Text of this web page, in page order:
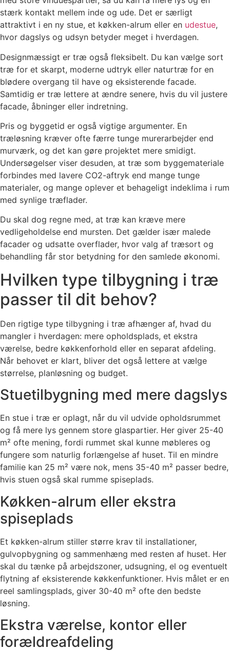
stærk kontakt mellem inde og ude. Det er særligt
attraktivt i en ny stue, et køkken-alrum eller en udestue,
hvor dagslys og udsyn betyder meget i hverdagen.
Designmæssigt er træ også fleksibelt. Du kan vælge sort
træ for et skarpt, moderne udtryk eller naturtræ for en
blødere overgang til have og eksisterende facade.
Samtidig er træ lettere at ændre senere, hvis du vil justere
facade, åbninger eller indretning.
Pris og byggetid er også vigtige argumenter. En
træløsning kræver ofte færre tunge murerarbejder end
murværk, og det kan gøre projektet mere smidigt.
Undersøgelser viser desuden, at træ som byggemateriale
forbindes med lavere CO2-aftryk end mange tunge
materialer, og mange oplever et behageligt indeklima i rum
med synlige træflader.
Du skal dog regne med, at træ kan kræve mere
vedligeholdelse end mursten. Det gælder især malede
facader og udsatte overflader, hvor valg af træsort og
behandling får stor betydning for den samlede økonomi.
Hvilken type tilbygning i træ
passer til dit behov?
Den rigtige type tilbygning i træ afhænger af, hvad du
mangler i hverdagen: mere opholdsplads, et ekstra
værelse, bedre køkkenforhold eller en separat afdeling.
Når behovet er klart, bliver det også lettere at vælge
størrelse, planløsning og budget.
Stuetilbygning med mere dagslys
En stue i træ er oplagt, når du vil udvide opholdsrummet
og få mere lys gennem store glaspartier. Her giver 25-40
m² ofte mening, fordi rummet skal kunne møbleres og
fungere som naturlig forlængelse af huset. Til en mindre
familie kan 25 m² være nok, mens 35-40 m² passer bedre,
hvis stuen også skal rumme spiseplads.
Køkken-alrum eller ekstra
spiseplads
Et køkken-alrum stiller større krav til installationer,
gulvopbygning og sammenhæng med resten af huset. Her
skal du tænke på arbejdszoner, udsugning, el og eventuelt
flytning af eksisterende køkkenfunktioner. Hvis målet er en
reel samlingsplads, giver 30-40 m² ofte den bedste
løsning.
Ekstra værelse, kontor eller
forældreafdeling